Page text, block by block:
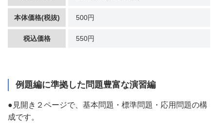
本体価格(税抜) 500円
税込価格 550円
例題編に準拠した問題豊富な演習編
●見開き２ページで、基本問題・標準問題・応用問題の構
成です。